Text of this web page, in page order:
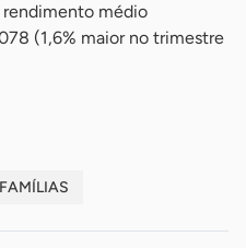
rendimento médio
(1,6% maior no trimestre
FAMÍLIAS